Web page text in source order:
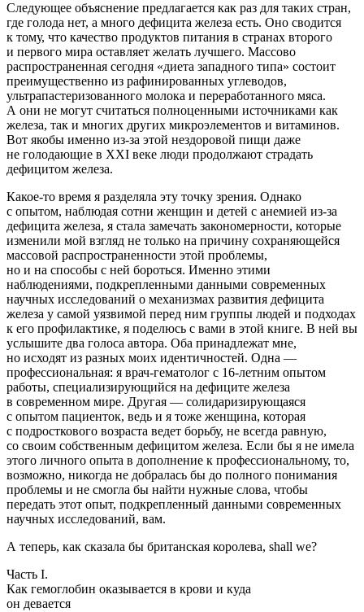
Следующее объяснение предлагается как раз для таких стран,
где голода нет, а много дефицита железа есть. Оно сводится
к тому, что качество продуктов питания в странах второго
и первого мира оставляет желать лучшего. Массово
распространенная сегодня «диета западного типа» состоит
преимущественно из рафинированных углеводов,
ультрапастеризованного молока и переработанного мяса.
А они не могут считаться полноценными источниками как
железа, так и многих других микроэлементов и витаминов.
Вот якобы именно из-за этой нездоровой пищи даже
не голодающие в XXI веке люди продолжают страдать
дефицитом железа.
Какое-то время я разделяла эту точку зрения. Однако
с опытом, наблюдая сотни женщин и детей с анемией из-за
дефицита железа, я стала замечать закономерности, которые
изменили мой взгляд не только на причину сохраняющейся
массовой распространенности этой проблемы,
но и на способы с ней бороться. Именно этими
наблюдениями, подкрепленными данными современных
научных исследований о механизмах развития дефицита
железа у самой уязвимой перед ним группы людей и подходах
к его профилактике, я поделюсь с вами в этой книге. В ней вы
услышите два голоса автора. Оба принадлежат мне,
но исходят из разных моих идентичностей. Одна —
профессиональная: я врач-гематолог с 16-летним опытом
работы, специализирующийся на дефиците железа
в современном мире. Другая — солидаризирующаяся
с опытом пациенток, ведь и я тоже женщина, которая
с подросткового возраста ведет борьбу, не всегда равную,
со своим собственным дефицитом железа. Если бы я не имела
этого личного опыта в дополнение к профессиональному, то,
возможно, никогда не добралась бы до полного понимания
проблемы и не смогла бы найти нужные слова, чтобы
передать этот опыт, подкрепленный данными современных
научных исследований, вам.
А теперь, как сказала бы британская королева, shall we?
Часть I.
Как гемоглобин оказывается в крови и куда
он девается